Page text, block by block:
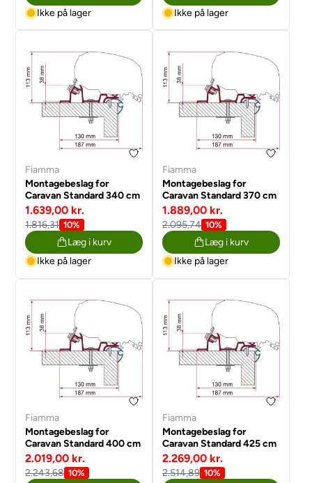
Ikke på lager Ikke på lager
Fiamma
Montagebeslag for
Caravan Standard 340 cm
1.639,00 kr.
1.816,31 10%
Læg i kurv
Ikke på lager
Fiamma
Montagebeslag for
Caravan Standard 370 cm
1.889,00 kr.
2.095,74 10%
Læg i kurv
Ikke på lager
Fiamma
Montagebeslag for
Caravan Standard 400 cm
2.019,00 kr.
2.243,68 10%
Fiamma
Montagebeslag for
Caravan Standard 425 cm
2.269,00 kr.
2.514,89 10%